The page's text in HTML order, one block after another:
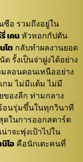
อ รวมถึงอยู่ใน
เคนหัวหอกกัปตัน
โต กลับทำผลงานยอด
รั้งเป็นจ่าฝูงได้อย่าง
ลอนดอนเหนืออย่าง
กม ไม่มีแต้ม ไม่มี
ของลีก ท่ามกลาง
อนรุ่มขึ้นในทุกวินาที
ดในการออกสตาร์ต
าจะพุ่งเป้าไปใน
โอ คือนักเตะคนที่